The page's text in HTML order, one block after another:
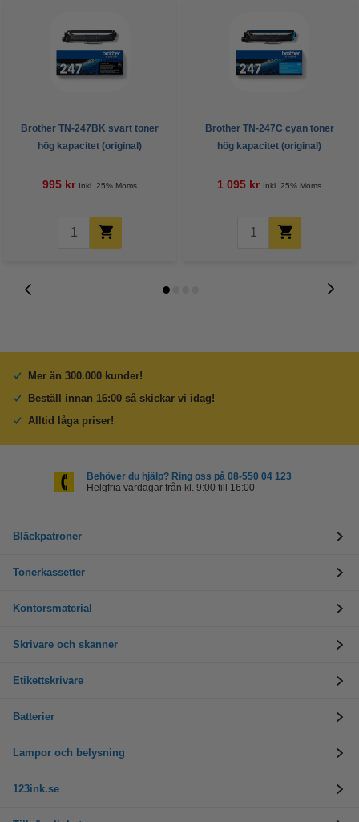
Brother TN-247BK svart toner
hög kapacitet (original)
995 kr Inkl. 25% Moms
Brother TN-247C cyan toner
hög kapacitet (original)
1 095 kr Inkl. 25% Moms
Mer än 300.000 kunder!
Beställ innan 16:00 så skickar vi idag!
Alltid låga priser!
Behöver du hjälp? Ring oss på 08-550 04 123
Helgfria vardagar från kl. 9:00 till 16:00
Bläckpatroner
Tonerkassetter
Kontorsmaterial
Skrivare och skanner
Etikettskrivare
Batterier
Lampor och belysning
123ink.se